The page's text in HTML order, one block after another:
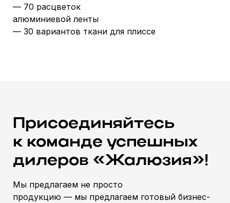
— 70 расцветок
алюминиевой ленты
— 30 вариантов ткани для плиссе
Присоединяйтесь
к команде успешных
дилеров «Жалюзия»!
Мы предлагаем не просто
продукцию — мы предлагаем готовый бизнес-